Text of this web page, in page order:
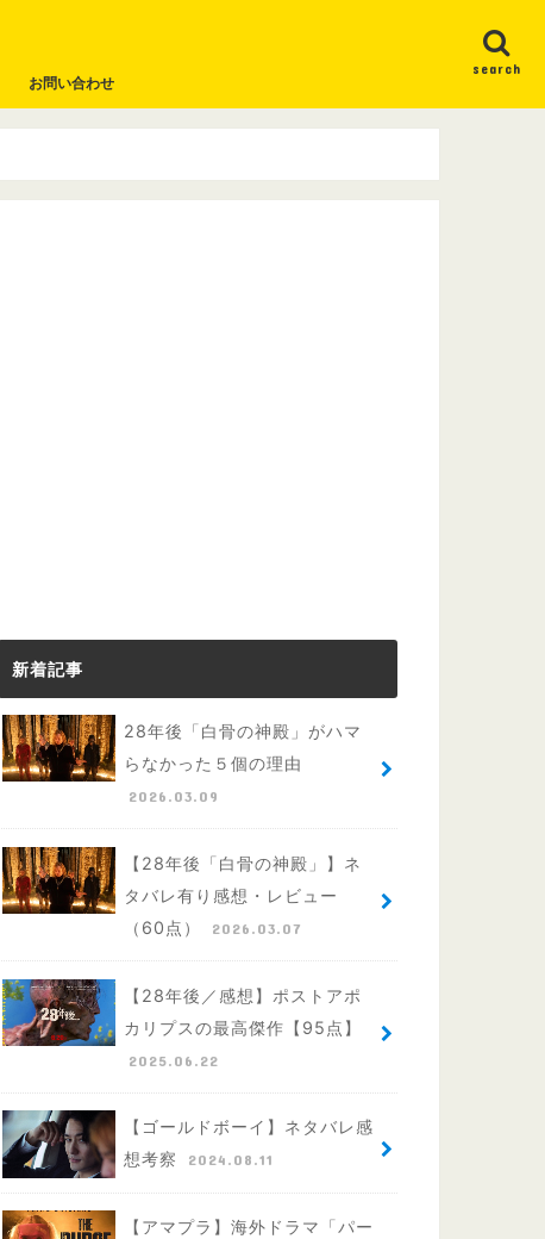
search
お問い合わせ
新着記事
28年後「白骨の神殿」がハマ
らなかった５個の理由
2026.03.09
【28年後「白骨の神殿」】ネ
タバレ有り感想・レビュー
（60点）
2026.03.07
【28年後／感想】ポストアポ
カリプスの最高傑作【95点】
2025.06.22
【ゴールドボーイ】ネタバレ感
想考察
2024.08.11
【アマプラ】海外ドラマ「パー